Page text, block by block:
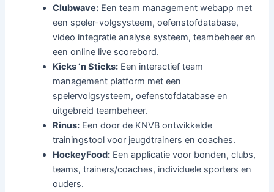
Clubwave: Een team management webapp met
een speler-volgsysteem, oefenstofdatabase,
video integratie analyse systeem, teambeheer en
een online live scorebord.
Kicks ‘n Sticks: Een interactief team
management platform met een
spelervolgsysteem, oefenstofdatabase en
uitgebreid teambeheer.
Rinus: Een door de KNVB ontwikkelde
trainingstool voor jeugdtrainers en coaches.
HockeyFood: Een applicatie voor bonden, clubs,
teams, trainers/coaches, individuele sporters en
ouders.